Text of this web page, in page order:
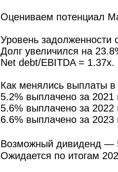
Оцениваем потенциал
Уровень задолженности
Долг увеличился на
Net debt/EBITDA = 1.37x.
Как менялись выплаты
5.2% выплачено за 2021
5.6% выплачено за 2022
6.6% выплачено за 2023
Возможный дивиденд —
Ожидается по итогам